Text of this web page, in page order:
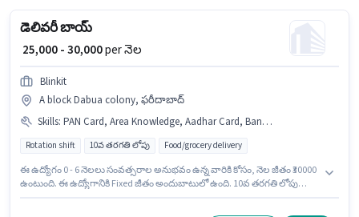
డెలివరీ బాయ్
₹ 25,000 - 30,000per నెల
Blinkit
A block Dabua colony, ఫరీదాబాద్
Skills: PAN Card, Area Knowledge, Aadhar Card, Bank Account, Bike, Smartphone, Cycle
Rotation shift 10వ తరగతి లోపు Food/grocery delivery
ఈ ఉద్యోగం 0 - 6 నెలలు సంవత్సరాల అనుభవం ఉన్న వారికి కోసం, నెల జీతం ₹30000
ఉంటుంది. ఈ ఉద్యోగానికి Fixed జీతం అందుబాటులో ఉంది. 10వ తరగతి లోపు